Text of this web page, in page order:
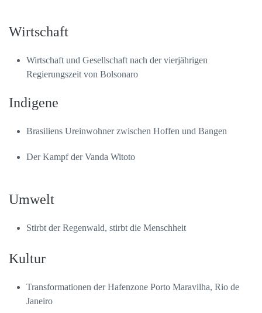
Wirtschaft
Wirtschaft und Gesellschaft nach der vierjährigen
Regierungszeit von Bolsonaro
Indigene
Brasiliens Ureinwohner zwischen Hoffen und Bangen
Der Kampf der Vanda Witoto
Umwelt
Stirbt der Regenwald, stirbt die Menschheit
Kultur
Transformationen der Hafenzone Porto Maravilha, Rio de
Janeiro